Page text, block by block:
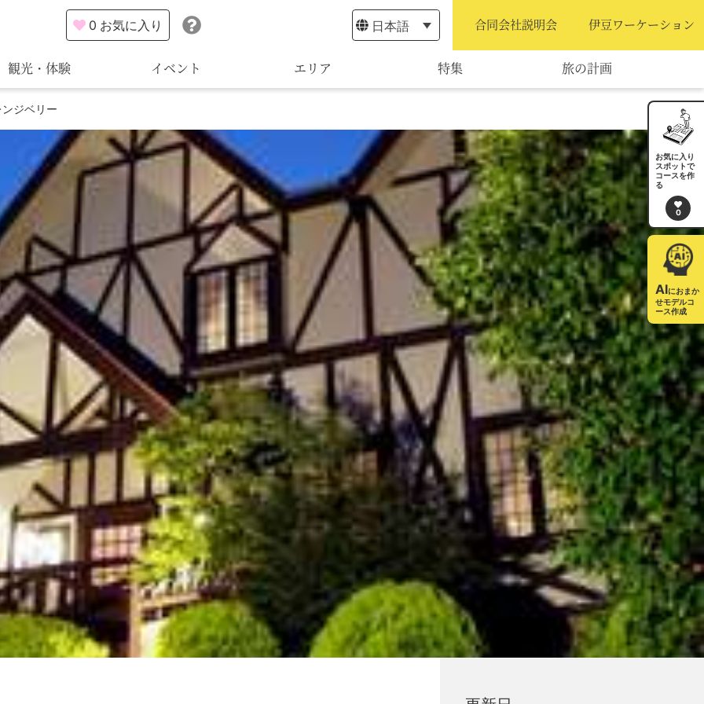
観光・体験 イベント エリア 特集 旅の計画
宿泊・予約
旅程作成
AIルートプランナー
アクセス
日本語 合同会社説明会 伊豆ワーケーション
0 お気に入り
ジベリー
お気に入り
スポットで
コースを作
る
0
AIにおまか
せモデルコ
ース作成